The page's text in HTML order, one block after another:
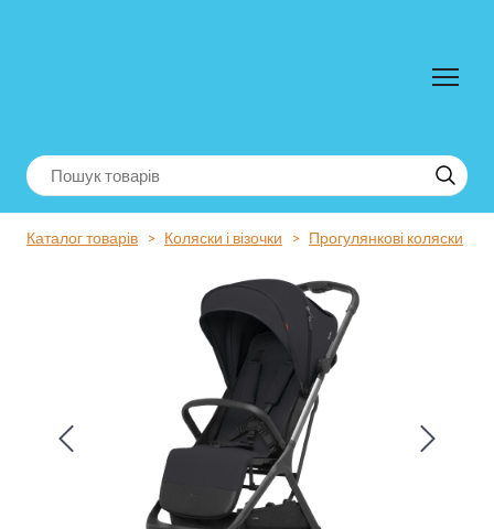
Каталог товарів Коляски і візочки Прогулянкові коляски